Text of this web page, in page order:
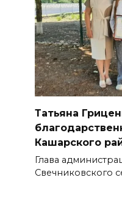
Татьяна
Кашарского
Глава
Свечниковского